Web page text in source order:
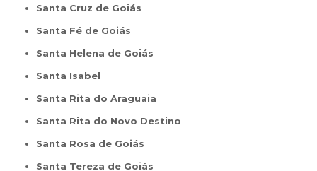
Santa Cruz de Goiás
Santa Fé de Goiás
Santa Helena de Goiás
Santa Isabel
Santa Rita do Araguaia
Santa Rita do Novo Destino
Santa Rosa de Goiás
Santa Tereza de Goiás